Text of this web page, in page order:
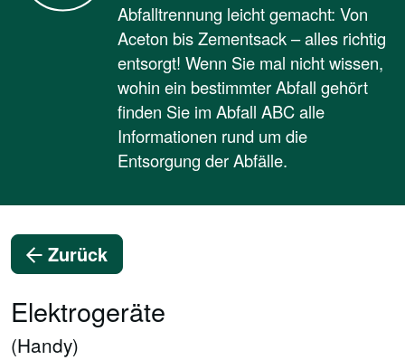
Abfalltrennung leicht gemacht: Von
Aceton bis Zementsack – alles richtig
entsorgt! Wenn Sie mal nicht wissen,
wohin ein bestimmter Abfall gehört
finden Sie im Abfall ABC alle
Informationen rund um die
Entsorgung der Abfälle.
Zurück
Elektrogeräte
(Handy)